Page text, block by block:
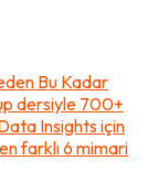
Bu Kadar
dersiyle 700+
Insights için
farklı 6 mimari